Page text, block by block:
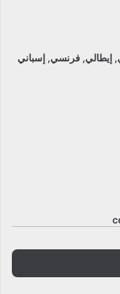
إيطالي فرنسي إسباني